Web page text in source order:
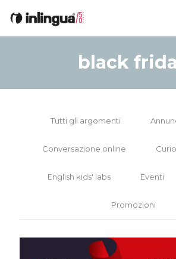
black
Tutti gli argomenti
Conversazione online
English kids' labs Eventi
Promozioni